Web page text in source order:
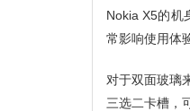
Nokia X5的机
常影响使用体
对于双面玻璃
三选二卡槽，